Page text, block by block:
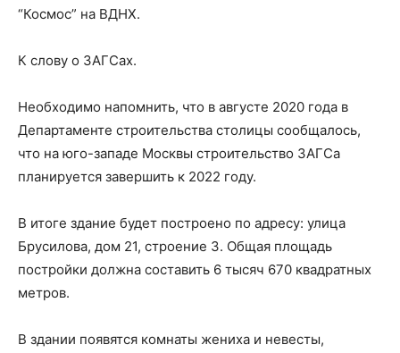
“Космос” на ВДНХ.
К слову о ЗАГСах.
Необходимо напомнить, что в августе 2020 года в
Департаменте строительства столицы сообщалось,
что на юго-западе Москвы строительство ЗАГСа
планируется завершить к 2022 году.
В итоге здание будет построено по адресу: улица
Брусилова, дом 21, строение 3. Общая площадь
постройки должна составить 6 тысяч 670 квадратных
метров.
В здании появятся комнаты жениха и невесты,